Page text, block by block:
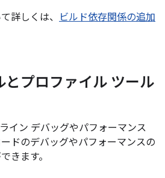
詳しくは、
ビルド依存関係の追加
とプロファイル ツール
イン デバッグやパフォーマンス
ドのデバッグやパフォーマンスの
きます。